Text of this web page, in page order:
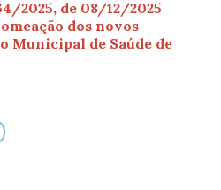
2025, de 08/12/2025
dos novos
Municipal de Saúde de